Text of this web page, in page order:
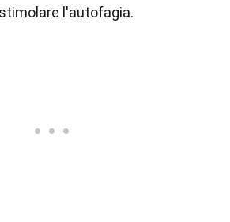
l'autofagia.